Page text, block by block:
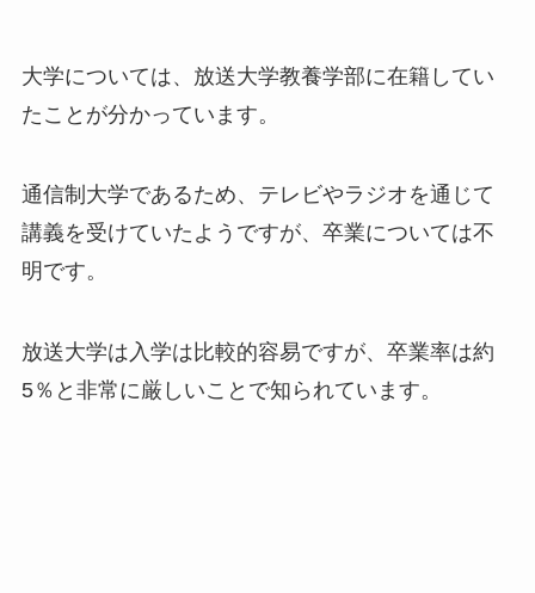
大学については、放送大学教養学部に在籍してい
たことが分かっています。
通信制大学であるため、テレビやラジオを通じて
講義を受けていたようですが、卒業については不
明です。
放送大学は入学は比較的容易ですが、卒業率は約
5％と非常に厳しいことで知られています。